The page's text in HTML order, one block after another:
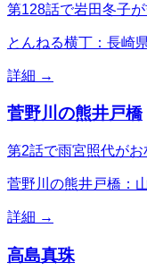
第128話で岩田冬子
とんねる横丁：長崎
詳細 →
菅野川の熊井戸橋
第2話で雨宮照代が
菅野川の熊井戸橋：
詳細 →
高島真珠